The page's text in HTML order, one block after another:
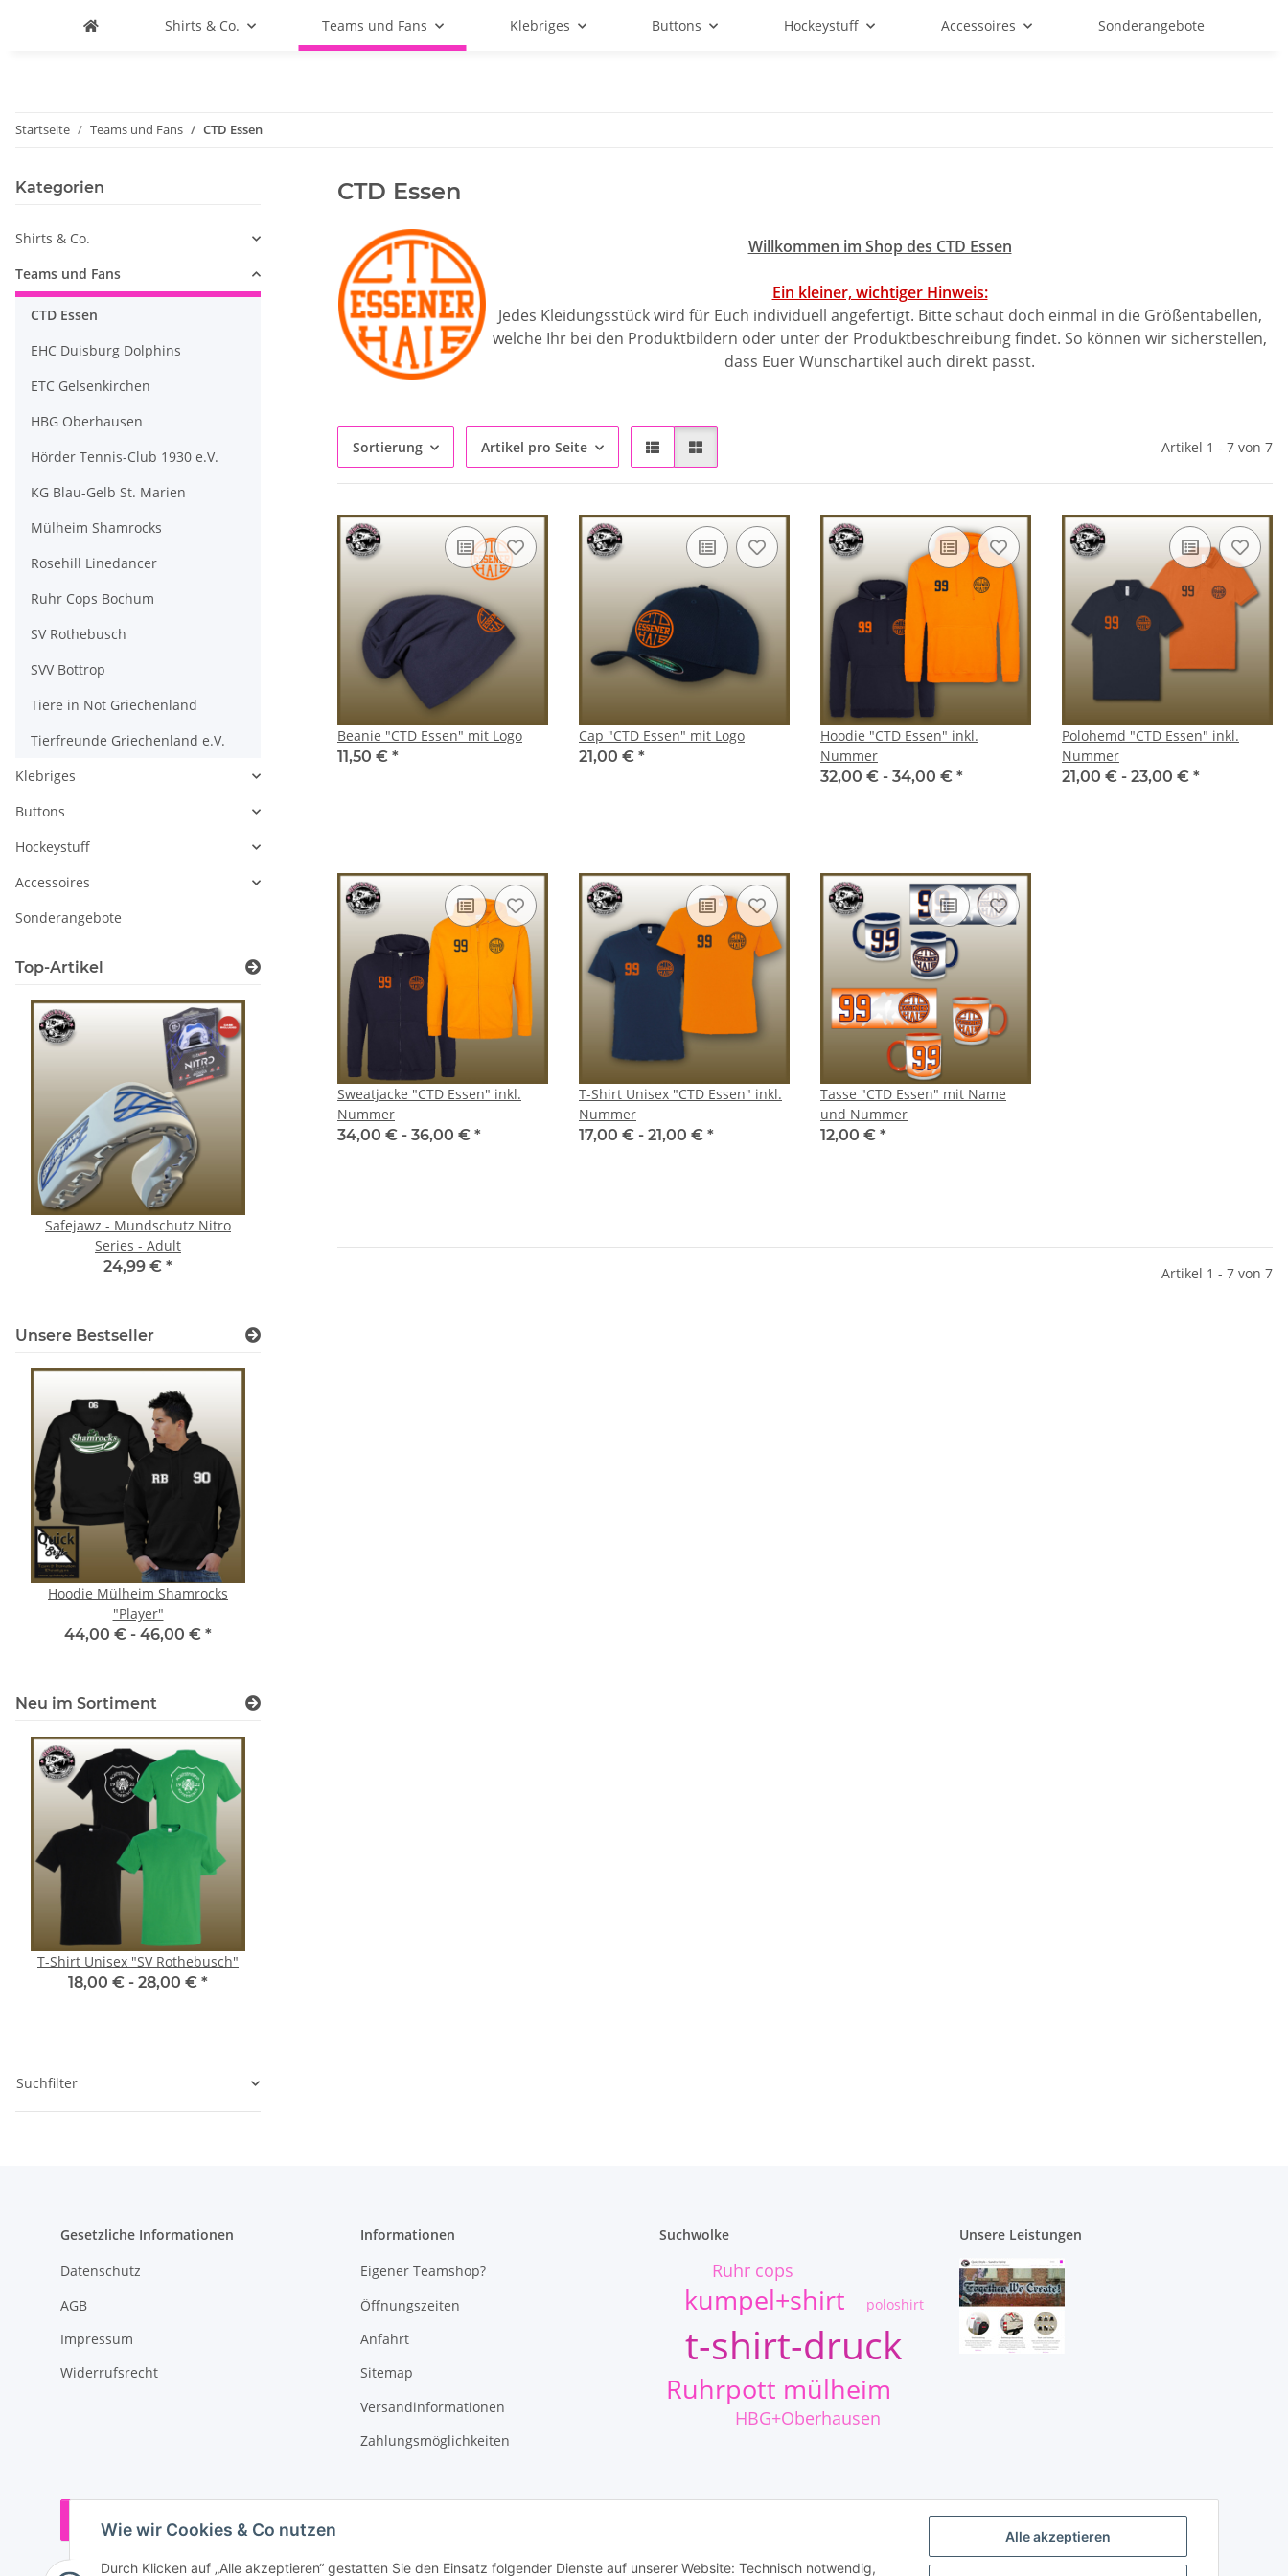
Alle akzeptieren
Wie wir Cookies & Co nutzen
Durch Klicken auf „Alle akzeptieren“ gestatten Sie den Einsatz folgender Dienste auf unserer Website: Technisch notwendig,
Shirts & Co. Teams und Fans Klebriges Buttons Hockeystuff Accessoires Sonderangebote
Startseite Teams und Fans CTD Essen
CTD Essen
Willkommen im Shop des CTD Essen
Ein kleiner, wichtiger Hinweis:
Jedes Kleidungsstück wird für Euch individuell angefertigt. Bitte schaut doch einmal in die Größentabellen,
welche Ihr bei den Produktbildern oder unter der Produktbeschreibung findet. So können wir sicherstellen,
dass Euer Wunschartikel auch direkt passt.
Sortierung Artikel pro Seite Artikel 1 - 7 von 7
Beanie "CTD Essen" mit Logo
11,50 € *
Cap "CTD Essen" mit Logo
21,00 € *
Hoodie "CTD Essen" inkl.
Nummer
32,00 € - 34,00 € *
Polohemd "CTD Essen" inkl.
Nummer
21,00 € - 23,00 € *
Sweatjacke "CTD Essen" inkl.
Nummer
34,00 € - 36,00 € *
T-Shirt Unisex "CTD Essen" inkl.
Nummer
17,00 € - 21,00 € *
Tasse "CTD Essen" mit Name
und Nummer
12,00 € *
Artikel 1 - 7 von 7
Kategorien
Shirts & Co.
Teams und Fans
CTD Essen
EHC Duisburg Dolphins
ETC Gelsenkirchen
HBG Oberhausen
Hörder Tennis-Club 1930 e.V.
KG Blau-Gelb St. Marien
Mülheim Shamrocks
Rosehill Linedancer
Ruhr Cops Bochum
SV Rothebusch
SVV Bottrop
Tiere in Not Griechenland
Tierfreunde Griechenland e.V.
Klebriges
Buttons
Hockeystuff
Accessoires
Sonderangebote
Top-Artikel
Safejawz - Mundschutz Nitro
Series - Adult
24,99 € *
19,90 €*
driving? - JDM Aufkleber *
39,99 € -41,99 €*
Series
Unsere Bestseller
Hoodie Mülheim Shamrocks
"Player"
44,00 € - 46,00 € *
Neu im Sortiment
T-Shirt Unisex "SV Rothebusch"
18,00 € - 28,00 € *
Suchfilter
Gesetzliche Informationen
Datenschutz
AGB
Impressum
Widerrufsrecht
Informationen
Eigener Teamshop?
Öffnungszeiten
Anfahrt
Sitemap
Versandinformationen
Zahlungsmöglichkeiten
Suchwolke
t-shirt-druck
kumpel+shirt
Ruhrpott mülheim
HBG+Oberhausen
Ruhr cops
poloshirt
Unsere Leistungen
Vertrag widerrufen